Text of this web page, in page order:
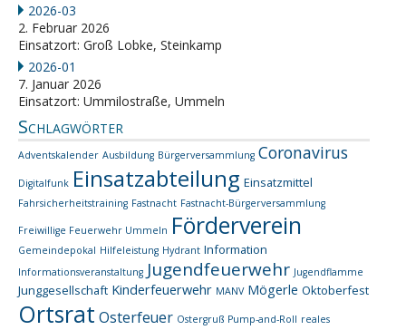
2026-03
2. Februar 2026
Einsatzort: Groß Lobke, Steinkamp
2026-01
7. Januar 2026
Einsatzort: Ummilostraße, Ummeln
Schlagwörter
Adventskalender Ausbildung Bürgerversammlung Coronavirus
Digitalfunk Einsatzabteilung Einsatzmittel
Fahrsicherheitstraining Fastnacht Fastnacht-Bürgerversammlung
Freiwillige Feuerwehr Ummeln Förderverein
Gemeindepokal Hilfeleistung Hydrant Information
Informationsveranstaltung Jugendfeuerwehr Jugendflamme
Junggesellschaft Kinderfeuerwehr MANV Mögerle Oktoberfest
Ortsrat Osterfeuer Ostergruß Pump-and-Roll reales